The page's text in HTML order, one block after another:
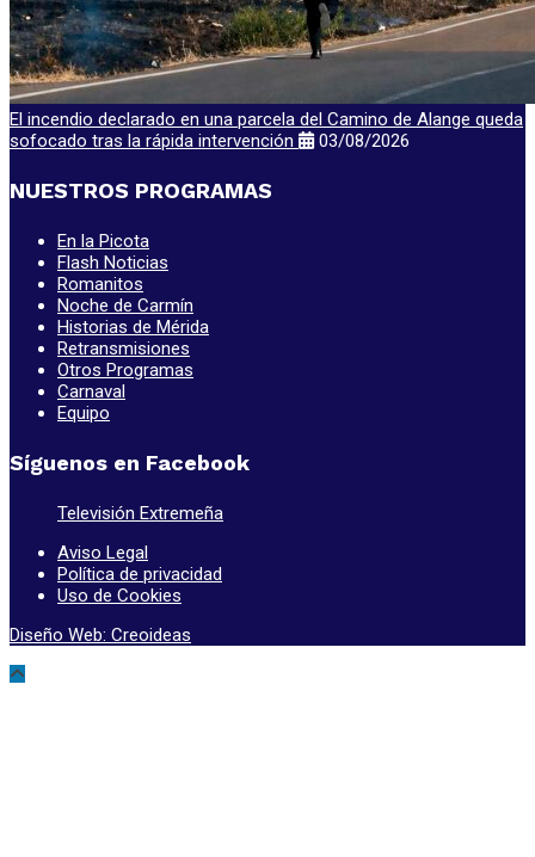
El incendio declarado en una parcela del Camino de Alange queda
sofocado tras la rápida intervención
03/08/2026
NUESTROS PROGRAMAS
En la Picota
Flash Noticias
Romanitos
Noche de Carmín
Historias de Mérida
Retransmisiones
Otros Programas
Carnaval
Equipo
Síguenos en Facebook
Televisión Extremeña
Aviso Legal
Política de privacidad
Uso de Cookies
Diseño Web: Creoideas